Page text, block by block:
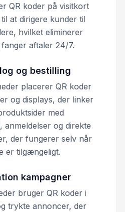
QR koder på visitkort
at dirigere kunder til
hvilket eliminerer
aftaler 24/7.
og bestilling
placerer QR koder
og displays, der linker
med
anmeldelser og direkte
der fungerer selv når
er tilgængeligt.
kampagner
bruger QR koder i
trykte annoncer, der